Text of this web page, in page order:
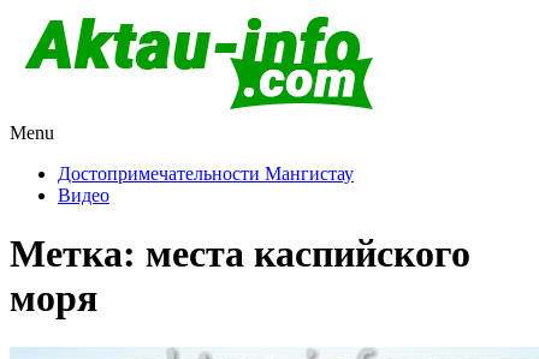
Казахстан
Menu
Достопримечательности Мангистау
Видео
Метка: места каспийского
моря